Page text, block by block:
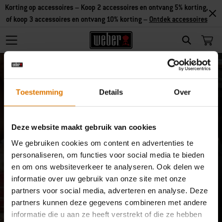
Toestemming Details Over
Deze website maakt gebruik van cookies
We gebruiken cookies om content en advertenties te
personaliseren, om functies voor social media te bieden
en om ons websiteverkeer te analyseren. Ook delen we
informatie over uw gebruik van onze site met onze
partners voor social media, adverteren en analyse. Deze
partners kunnen deze gegevens combineren met andere
informatie die u aan ze heeft verstrekt of die ze hebben
Search
Korting op accessoires – Koop 2 accessoires en ontvang 5% korting,
of koop 3 accessoires en ontvang 10% korting – Ontdek accessoires
Uitschrijven
Ik wil geen speciale producten/
diensten meer ontvangen.
E-mail